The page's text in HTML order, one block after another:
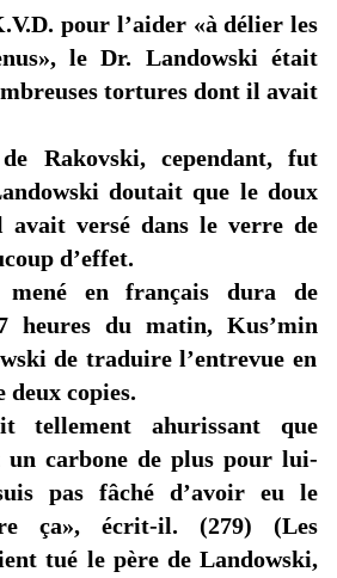
pour l’aider«à délier les
le Dr. Landowski était
tortures dont il avait
Rakovski, cependant, fut
doutait que le doux
avait versé dans le verre de
d’effet.
mené en français dura de
heures du matin, Kus’min
de traduire l’entrevue en
deux copies.
tellement ahurissant que
carbone de plus pour lui-
pas fâché d’avoir eu le
ça», écrit-il. (279) (Les
tué le père de Landowski,